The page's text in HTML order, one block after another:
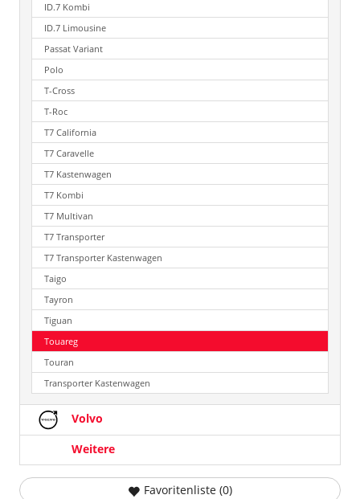
ID.7 Kombi
ID.7 Limousine
Passat Variant
Polo
T-Cross
T-Roc
T7 California
T7 Caravelle
T7 Kastenwagen
T7 Kombi
T7 Multivan
T7 Transporter
T7 Transporter Kastenwagen
Taigo
Tayron
Tiguan
Touareg
Touran
Transporter Kastenwagen
Volvo
Weitere
Favoritenliste (0)